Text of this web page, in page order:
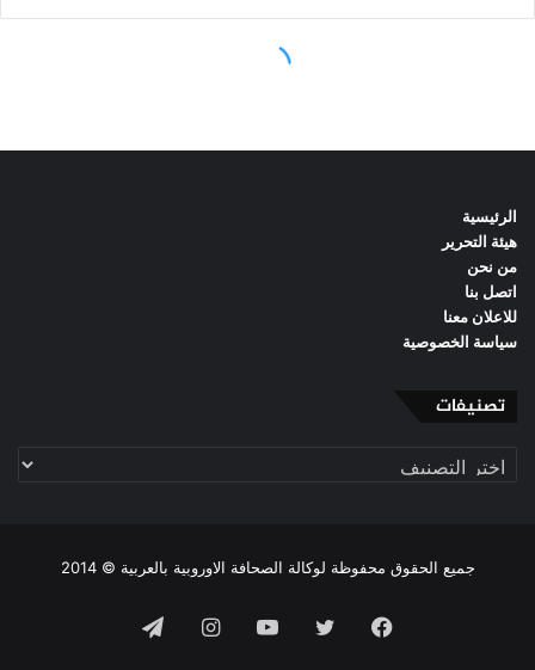
الرئيسية
هيئة التحرير
من نحن
اتصل بنا
للاعلان معنا
سياسة الخصوصية
تصنيفات
تصنيفات
جميع الحقوق محفوظة لوكالة الصحافة الاوروبية بالعربية © 2014
فيسبوك تويتر يوتيوبانستقرامتيلقرام